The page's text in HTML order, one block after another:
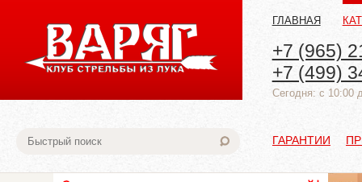
ГЛАВНАЯ
+7 (965)
+7 (499)
Cегодня: с 10:00
ГАРАНТИИ